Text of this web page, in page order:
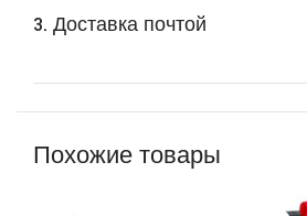
3. Доставка почтой
Похожие товары